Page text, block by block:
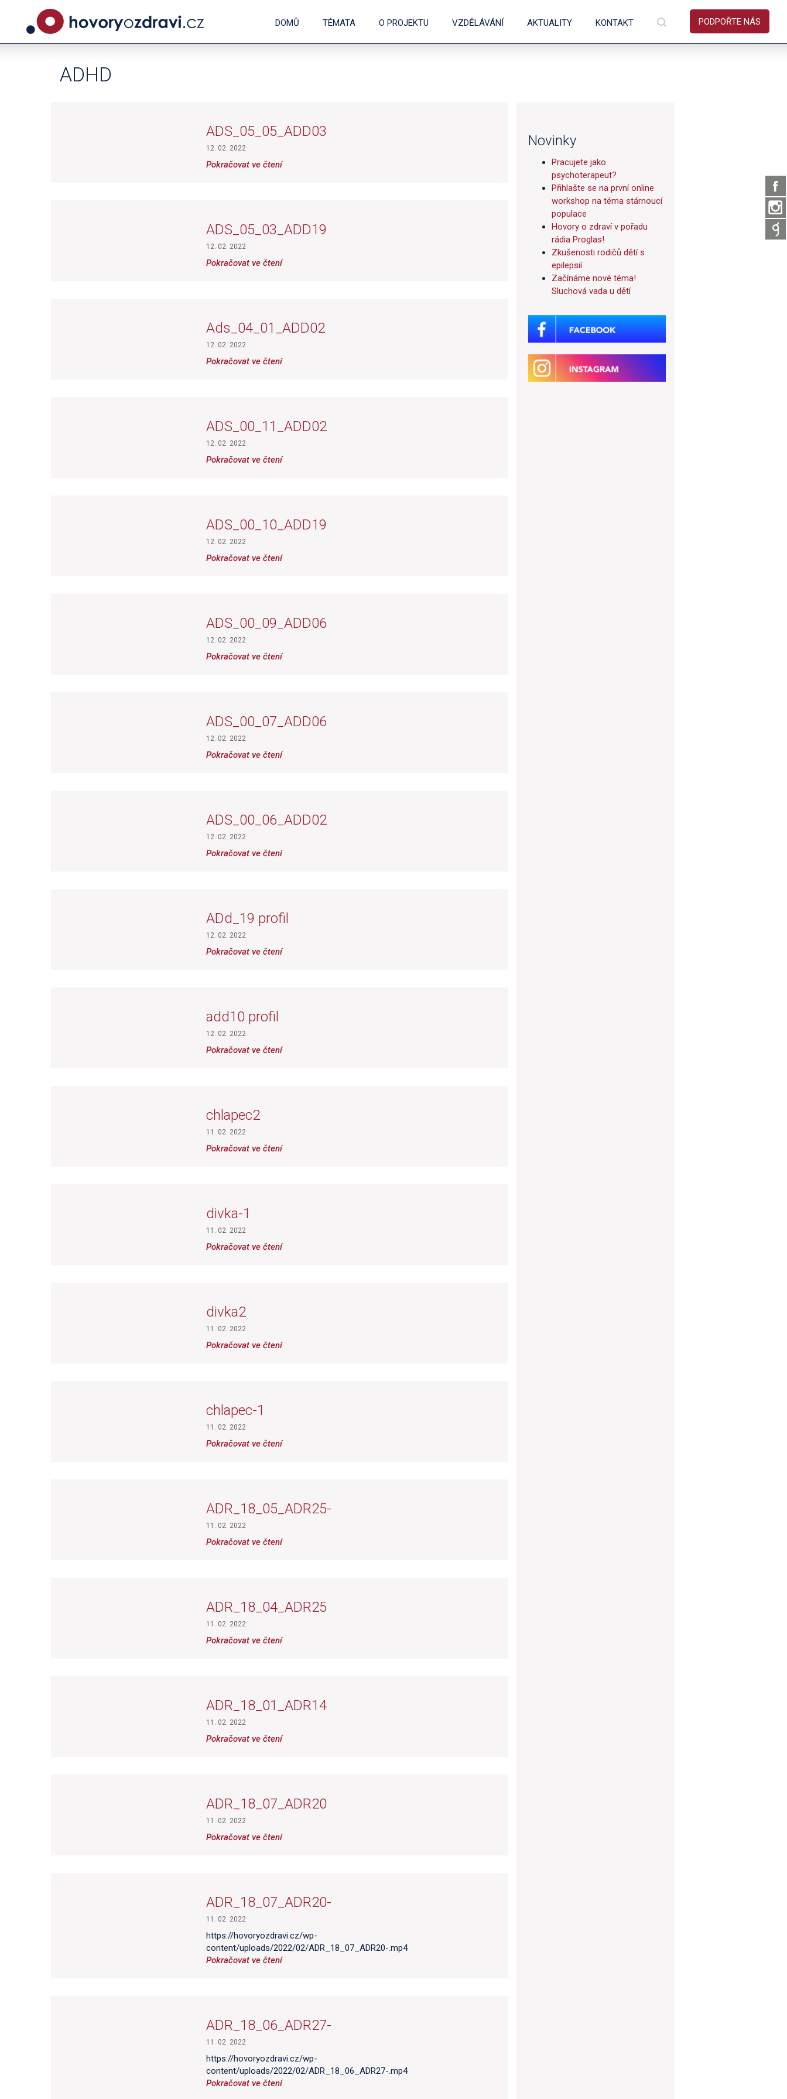
PODPOŘTE NÁS
DOMŮ TÉMATA O PROJEKTU VZDĚLÁVÁNÍ AKTUALITY KONTAKT
ADHD
ADS_05_05_ADD03
12. 02. 2022
Pokračovat ve čtení
ADS_05_03_ADD19
12. 02. 2022
Pokračovat ve čtení
Ads_04_01_ADD02
12. 02. 2022
Pokračovat ve čtení
ADS_00_11_ADD02
12. 02. 2022
Pokračovat ve čtení
ADS_00_10_ADD19
12. 02. 2022
Pokračovat ve čtení
ADS_00_09_ADD06
12. 02. 2022
Pokračovat ve čtení
ADS_00_07_ADD06
12. 02. 2022
Pokračovat ve čtení
ADS_00_06_ADD02
12. 02. 2022
Pokračovat ve čtení
ADd_19 profil
12. 02. 2022
Pokračovat ve čtení
add10 profil
12. 02. 2022
Pokračovat ve čtení
chlapec2
11. 02. 2022
Pokračovat ve čtení
divka-1
11. 02. 2022
Pokračovat ve čtení
divka2
11. 02. 2022
Pokračovat ve čtení
chlapec-1
11. 02. 2022
Pokračovat ve čtení
ADR_18_05_ADR25-
11. 02. 2022
Pokračovat ve čtení
ADR_18_04_ADR25
11. 02. 2022
Pokračovat ve čtení
ADR_18_01_ADR14
11. 02. 2022
Pokračovat ve čtení
ADR_18_07_ADR20
11. 02. 2022
Pokračovat ve čtení
ADR_18_07_ADR20-
11. 02. 2022
https://hovoryozdravi.cz/wp-
content/uploads/2022/02/ADR_18_07_ADR20-.mp4
Pokračovat ve čtení
ADR_18_06_ADR27-
11. 02. 2022
https://hovoryozdravi.cz/wp-
content/uploads/2022/02/ADR_18_06_ADR27-.mp4
Pokračovat ve čtení
Novinky
Pracujete jako
psychoterapeut?
Přihlašte se na první online
workshop na téma stárnoucí
populace
Hovory o zdraví v pořadu
rádia Proglas!
Zkušenosti rodičů dětí s
epilepsií
Začínáme nové téma!
Sluchová vada u dětí